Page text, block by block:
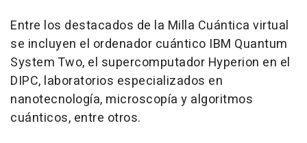
Entre los destacados de la Milla Cuántica virtual
se incluyen el ordenador cuántico IBM Quantum
System Two, el supercomputador Hyperion en el
DIPC, laboratorios especializados en
nanotecnología, microscopía y algoritmos
cuánticos, entre otros.